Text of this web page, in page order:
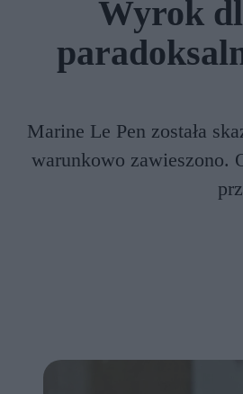
Wyrok
Marine Le Pen została
warunkowo zawieszono.